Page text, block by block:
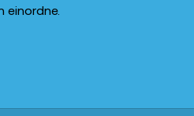
einordne.